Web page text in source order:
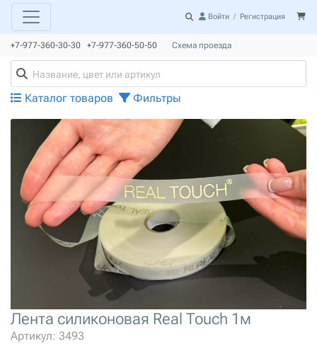
Войти / Регистрация
+7-977-360-30-30 +7-977-360-50-50 Схема проезда
Каталог товаров Фильтры
Лента силиконовая Real Touch 1м
Артикул: 3493